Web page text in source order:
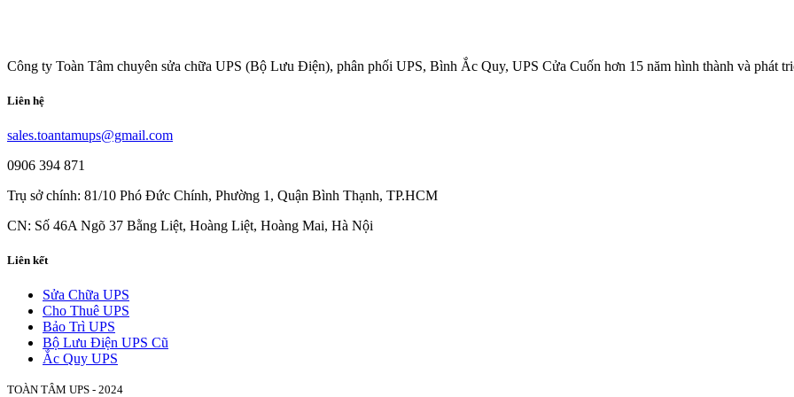
Công ty Toàn Tâm chuyên sửa chữa UPS (Bộ Lưu Điện), phân phối UPS, Bình Ắc Quy, UPS Cửa Cuốn hơn 15 năm hình thành và phát
Liên hệ
sales.toantamups@gmail.com
0906 394 871
Trụ sở chính: 81/10 Phó Đức Chính, Phường 1, Quận Bình Thạnh, TP.HCM
CN: Số 46A Ngõ 37 Bằng Liệt, Hoàng Liệt, Hoàng Mai, Hà Nội
Liên kết
Sửa Chữa UPS
Cho Thuê UPS
Bảo Trì UPS
Bộ Lưu Điện UPS Cũ
Ắc Quy UPS
TOÀN TÂM UPS - 2024